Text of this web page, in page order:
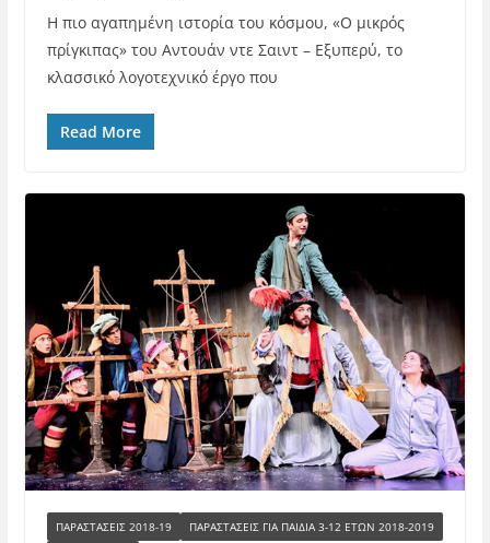
Η πιο αγαπημένη ιστορία του κόσμου, «Ο μικρός
πρίγκιπας» του Αντουάν ντε Σαιντ – Εξυπερύ, το
κλασσικό λογοτεχνικό έργο που
Read More
ΠΑΡΑΣΤΑΣΕΙΣ 2018-19 ΠΑΡΑΣΤΆΣΕΙΣ ΓΙΑ ΠΑΙΔΙΆ 3-12 ΕΤΏΝ 2018-2019